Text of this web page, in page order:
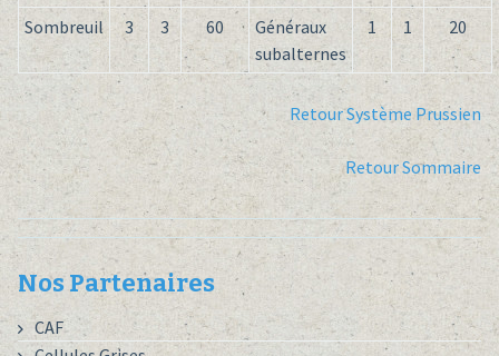
Sombreuil 3 3 60
Généraux
subalternes
1 1 20
Retour Système Prussien
Retour Sommaire
Nos Partenaires
CAF